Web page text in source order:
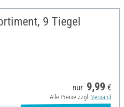
9 Tiegel
nur 9,99 €
Alle Preise zzgl. Versand